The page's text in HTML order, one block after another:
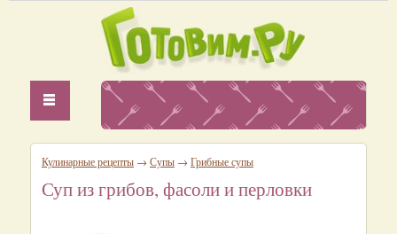
Кулинарные рецепты → Супы → Грибные супы
Суп из грибов, фасоли и перловки